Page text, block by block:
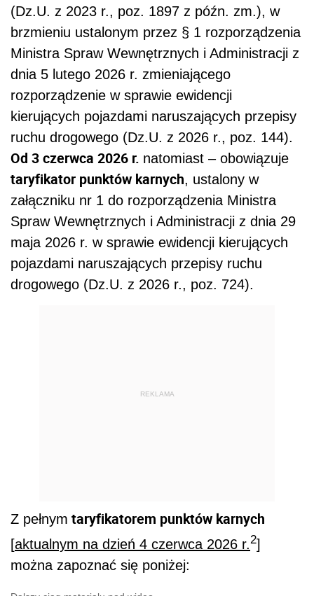
(Dz.U. z 2023 r., poz. 1897 z późn. zm.), w
brzmieniu ustalonym przez § 1 rozporządzenia
Ministra Spraw Wewnętrznych i Administracji z
dnia 5 lutego 2026 r. zmieniającego
rozporządzenie w sprawie ewidencji
kierujących pojazdami naruszających przepisy
ruchu drogowego (Dz.U. z 2026 r., poz. 144).
Od 3 czerwca 2026 r. natomiast – obowiązuje
taryfikator punktów karnych, ustalony w
załączniku nr 1 do rozporządzenia Ministra
Spraw Wewnętrznych i Administracji z dnia 29
maja 2026 r. w sprawie ewidencji kierujących
pojazdami naruszających przepisy ruchu
drogowego (Dz.U. z 2026 r., poz. 724).
REKLAMA
Z pełnym taryfikatorem punktów karnych
[aktualnym na dzień 4 czerwca 2026 r.2]
można zapoznać się poniżej: